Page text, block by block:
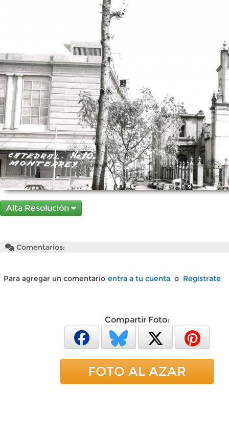
Alta Resolución
Comentarios:
Para agregar un comentario entra a tu cuenta o Regístrate
Compartir Foto:
FOTO AL AZAR